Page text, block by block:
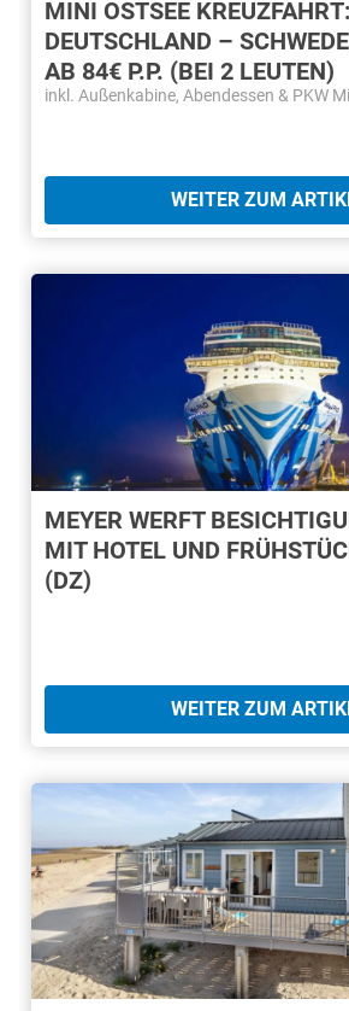
MINI OSTSEE
DEUTSCHLAND –
AB 84€ P.P. (BEI 2 LEUTEN)
inkl. Außenkabine, Abendessen & PKW
WEITER ZUM
MEYER WERFT
MIT HOTEL UND
(DZ)
WEITER ZUM